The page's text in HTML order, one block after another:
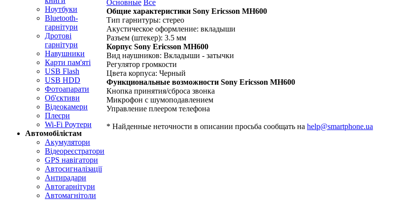
Ноутбуки
Bluetooth-
гарнітури
Дротові
гарнітури
Навушники
Карти пам'яті
USB Flash
USB HDD
Фотоапарати
Об'єктиви
Відеокамери
Плеєри
Wi-Fi Роутери
Автомобілістам
Акумулятори
Відеореєстратори
GPS навігатори
Автосигналізації
Антирадари
Автогарнітури
Автомагнітоли
Основные Все
Общие характеристики Sony Ericsson MH600
Тип гарнитуры: стерео
Акустическое оформление: вкладыши
Разъем (штекер): 3.5 мм
Корпус Sony Ericsson MH600
Вид наушников: Вкладыши - затычки
Регулятор громкости
Цвета корпуса: Черный
Функциональные возможности Sony Ericsson MH600
Кнопка принятия/сброса звонка
Микрофон с шумоподавлением
Управление плеером телефона
* Найденные неточности в описании просьба сообщать на help@smartphone.ua